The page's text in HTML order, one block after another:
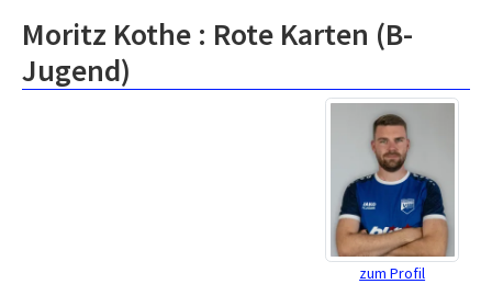
Moritz Kothe : Rote Karten (B-
Jugend)
zum Profil